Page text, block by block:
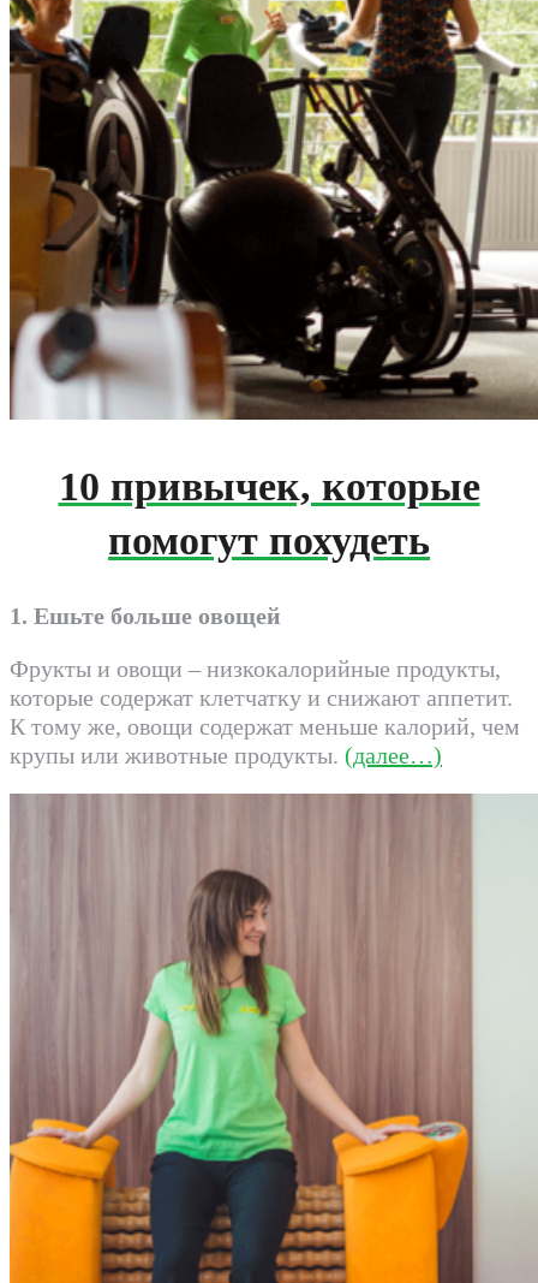
10 привычек, которые
помогут похудеть
1. Ешьте больше овощей
Фрукты и овощи – низкокалорийные продукты,
которые содержат клетчатку и снижают аппетит.
К тому же, овощи содержат меньше калорий, чем
крупы или животные продукты. (далее…)